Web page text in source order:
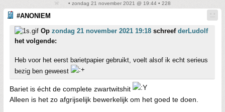
• zondag 21 november 2021 @ 19:44 • 228
#ANONIEM
Op zondag 21 november 2021 19:18 schreef derLudolf
het volgende:
Heb voor het eerst barietpapier gebruikt, voelt alsof ik echt serieus
bezig ben geweest
Bariet is écht de complete zwartwitshit
Alleen is het zo afgrijselijk bewerkelijk om het goed te doen.